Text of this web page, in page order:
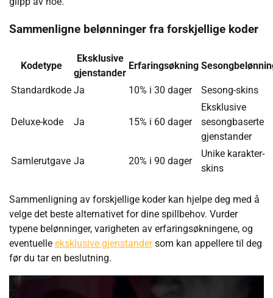
Sammenligne belønninger fra forskjellige koder
Kodetype
Eksklusive
gjenstander
Erfaringsøkning
Standardkode Ja 10% i 30 dager Sesong-skins
Deluxe-kode Ja 15% i 60 dager
Eksklusive
sesongbaserte
gjenstander
Samlerutgave Ja 20% i 90 dager
Unike karakter-
skins
Sammenligning av forskjellige koder kan hjelpe deg med å
velge det beste alternativet for dine spillbehov. Vurder
typene belønninger, varigheten av erfaringsøkningene, og
eventuelle eksklusive gjenstandersom kan appellere til deg
før du tar en beslutning.